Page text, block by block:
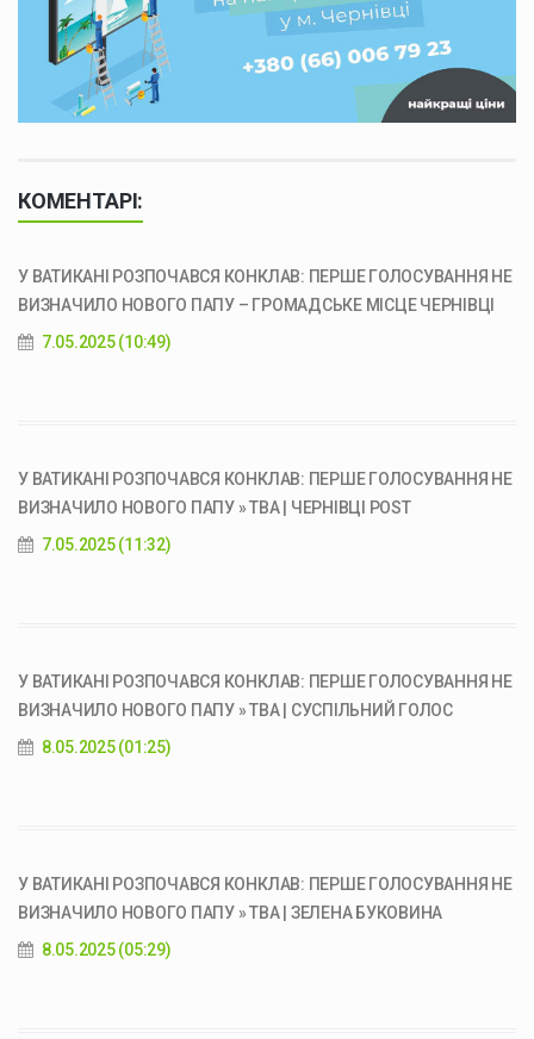
КОМЕНТАРІ:
У ВАТИКАНІ РОЗПОЧАВСЯ КОНКЛАВ: ПЕРШЕ ГОЛОСУВАННЯ НЕ
ВИЗНАЧИЛО НОВОГО ПАПУ – ГРОМАДСЬКЕ МІСЦЕ ЧЕРНІВЦІ
7.05.2025 (10:49)
У ВАТИКАНІ РОЗПОЧАВСЯ КОНКЛАВ: ПЕРШЕ ГОЛОСУВАННЯ НЕ
ВИЗНАЧИЛО НОВОГО ПАПУ » ТВА | ЧЕРНІВЦІ POST
7.05.2025 (11:32)
У ВАТИКАНІ РОЗПОЧАВСЯ КОНКЛАВ: ПЕРШЕ ГОЛОСУВАННЯ НЕ
ВИЗНАЧИЛО НОВОГО ПАПУ » ТВА | СУСПІЛЬНИЙ ГОЛОС
8.05.2025 (01:25)
У ВАТИКАНІ РОЗПОЧАВСЯ КОНКЛАВ: ПЕРШЕ ГОЛОСУВАННЯ НЕ
ВИЗНАЧИЛО НОВОГО ПАПУ » ТВА | ЗЕЛЕНА БУКОВИНА
8.05.2025 (05:29)